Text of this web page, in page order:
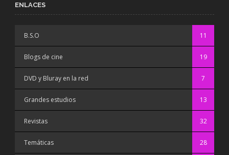
ENLACES
B.S.O 11
Blogs de cine 19
DVD y Bluray en la red 7
Grandes estudios 13
Revistas 32
Temáticas 28